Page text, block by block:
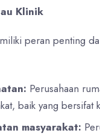
Klinik
peran penting
Perusahaan
baik yang
masyarakat: